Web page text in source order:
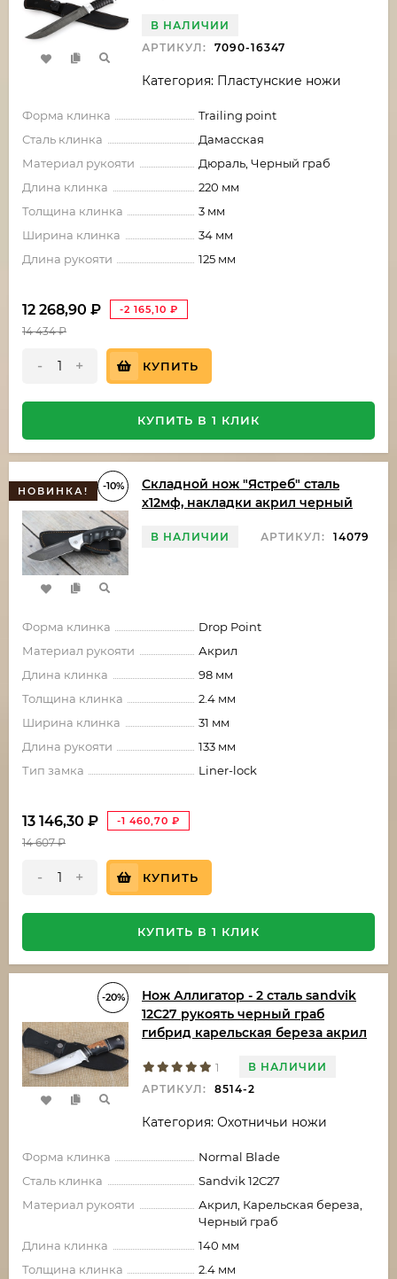
В НАЛИЧИИ
АРТИКУЛ:
7090-16347
Категория: Пластунские ножи
Форма клинка
Trailing point
Сталь клинка
Дамасская
Материал рукояти
Дюраль, Черный граб
Длина клинка
220 мм
Толщина клинка
3 мм
Ширина клинка
34 мм
Длина рукояти
125 мм
12 268,90 ₽ -2 165,10 ₽
14 434₽
- + КУПИТЬ
КУПИТЬ В 1 КЛИК
НОВИНКА! -10%
Складной нож "Ястреб" сталь
х12мф, накладки акрил черный
В НАЛИЧИИ АРТИКУЛ: 14079
Форма клинка
Drop Point
Материал рукояти
Акрил
Длина клинка
98 мм
Толщина клинка
2.4 мм
Ширина клинка
31 мм
Длина рукояти
133 мм
Тип замка
Liner-lock
13 146,30 ₽ -1 460,70 ₽
14 607₽
- + КУПИТЬ
КУПИТЬ В 1 КЛИК
-20%
Нож Аллигатор - 2 сталь sandvik
12C27 рукоять черный граб
гибрид карельская береза акрил
1
В НАЛИЧИИ
АРТИКУЛ:
8514-2
Категория: Охотничьи ножи
Форма клинка
Normal Blade
Сталь клинка
Sandvik 12C27
Материал рукояти
Акрил, Карельская береза,
Черный граб
Длина клинка
140 мм
Толщина клинка
2.4 мм